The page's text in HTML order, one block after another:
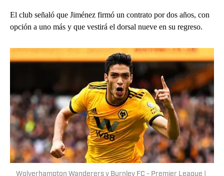
El club señaló que Jiménez firmó un contrato por dos años, con
opción a uno más y que vestirá el dorsal nueve en su regreso.
Wolverhampton Wanderers v Burnley FC - Premier League |